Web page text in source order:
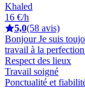
Khaled
16 €/h
5,0(58 avis)
Bonjour Je suis
travail à la
Respect des lieux
Travail soigné
Ponctualité et